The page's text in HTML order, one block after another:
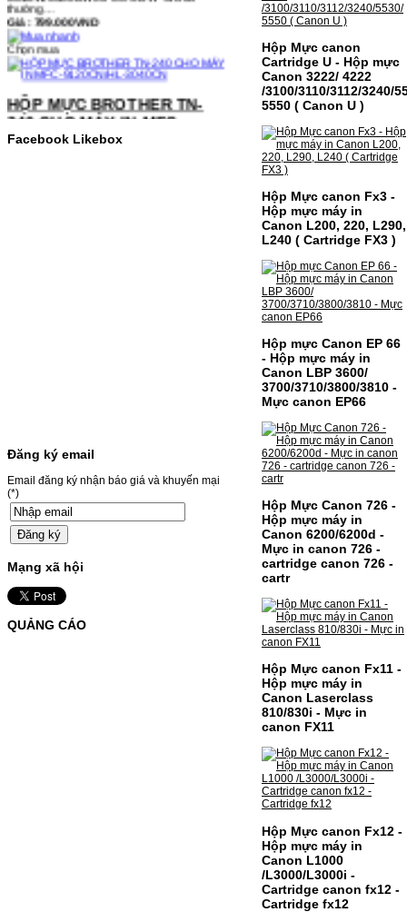
Chọn mua
HỘP MỰC BROTHER TN-
240 CHO MÁY IN MFC-
9120CN/HL-3040CN
HỘP MỰC BROTHER TN-240 CHO MÁY IN
Chọn mua
HỘP MỰC MÀU SAMSUNG
CLT-403S CHO DÒNG MÁY
DÒNG MÁY SL-C435/C436MÃ HỘP MỰC:-
Samsung CLT-403S- Loại mực: Mực in laser
màuSỬ DỤNG CHO MÁY IN:- Samsung SL-
C435 C436 C485 SL-485FW SL-486
Facebook Likebox
Đăng ký email
Email đăng ký nhận báo giá và khuyến mại
(*)
Mạng xã hội
QUẢNG CÁO
Hộp Mực canon
Cartridge U - Hộp mực
Canon 3222/ 4222
/3100/3110/3112/3240/
5550 ( Canon U )
Hộp Mực canon Fx3 -
Hộp mực máy in
Canon L200, 220, L290,
L240 ( Cartridge FX3 )
Hộp mực Canon EP 66
- Hộp mực máy in
Canon LBP 3600/
3700/3710/3800/3810 -
Mực canon EP66
Hộp Mực Canon 726 -
Hộp mực máy in
Canon 6200/6200d -
Mực in canon 726 -
cartridge canon 726 -
cartr
Hộp Mực canon Fx11 -
Hộp mực máy in
Canon Laserclass
810/830i - Mực in
canon FX11
Hộp Mực canon Fx12 -
Hộp mực máy in
Canon L1000
/L3000/L3000i -
Cartridge canon fx12 -
Cartridge fx12